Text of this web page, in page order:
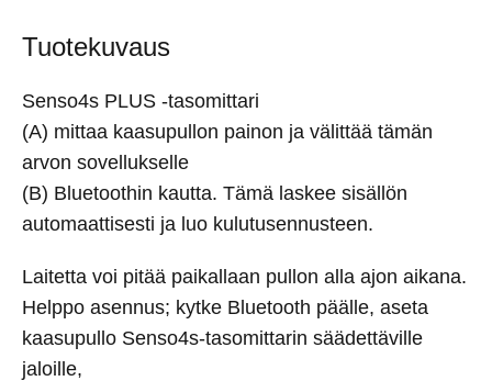
Tuotekuvaus
Senso4s PLUS -tasomittari
(A) mittaa kaasupullon painon ja välittää tämän
arvon sovellukselle
(B) Bluetoothin kautta. Tämä laskee sisällön
automaattisesti ja luo kulutusennusteen.
Laitetta voi pitää paikallaan pullon alla ajon aikana.
Helppo asennus; kytke Bluetooth päälle, aseta
kaasupullo Senso4s-tasomittarin säädettäville
jaloille,